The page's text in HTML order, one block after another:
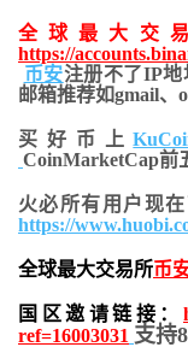
全球最大交
https://
币安注册不了IP
邮箱推荐如gmail、
买好币上
CoinMarketCap前
火必所有用户现
https://
全球最大交易所币
国区邀请链接：
ref=16003031 支持